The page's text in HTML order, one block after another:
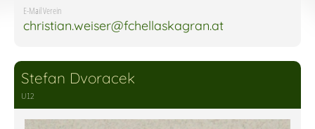
E-Mail Verein
christian.weiser@fchellaskagran.at
Stefan Dvoracek
U12